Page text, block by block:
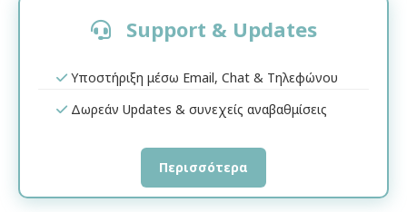
Support & Updates
Υποστήριξη μέσω Email, Chat & Τηλεφώνου
Δωρεάν Updates & συνεχείς αναβαθμίσεις
Περισσότερα